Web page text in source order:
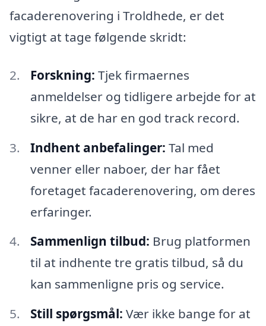
facaderenovering i Troldhede, er det
vigtigt at tage følgende skridt:
Forskning: Tjek firmaernes
anmeldelser og tidligere arbejde for at
sikre, at de har en god track record.
Indhent anbefalinger: Tal med
venner eller naboer, der har fået
foretaget facaderenovering, om deres
erfaringer.
Sammenlign tilbud: Brug platformen
til at indhente tre gratis tilbud, så du
kan sammenligne pris og service.
Still spørgsmål: Vær ikke bange for at